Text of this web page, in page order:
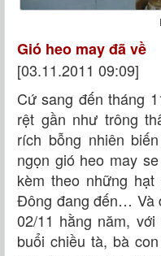
Gió heo may đã về
[03.11.2011 09:09]
Cứ sang đến tháng
rệt gần như trông
rích bỗng nhiên
ngọn gió heo may
kèm theo những
Đông đang đến… Và
02/11 hằng năm,
buổi chiều tà, bà